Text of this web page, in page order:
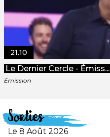
21.10
Le Dernier Cercle - Émiss...
Émission
Sorties
Le 8 Août 2026